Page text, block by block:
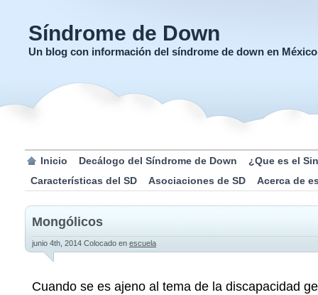
Síndrome de Down
Un blog con información del síndrome de down en México
Inicio Decálogo del Síndrome de Down
¿Que es el
Características del SD
Asociaciones de SD Acerca de
Mongólicos
junio 4th, 2014 Colocado en escuela
Cuando se es ajeno al tema de la discapacidad